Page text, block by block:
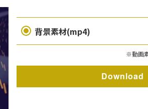
背景素材(mp4)
※動画
Download